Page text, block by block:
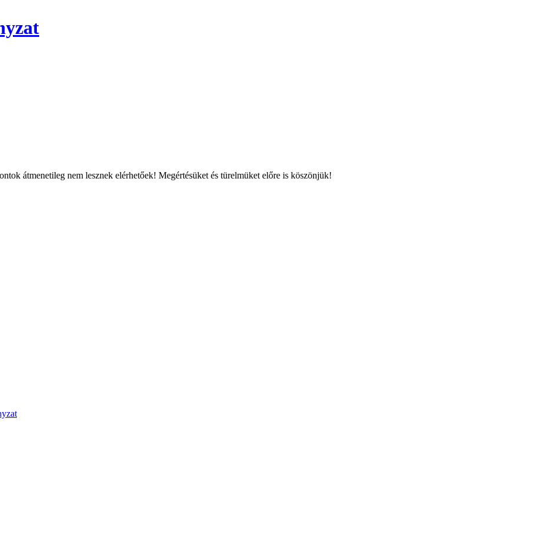
átmenetileg nem lesznek elérhetőek! Megértésüket és türelmüket előre is köszönjük!